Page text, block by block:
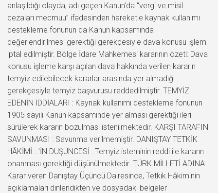
anlaşıldığı olayda, adı geçen Kanun’da “vergi ve misil
cezaları mecmuu” ifadesinden hareketle kaynak kullanımı
destekleme fonunun da Kanun kapsamında
değerlendirilmesi gerektiği gerekçesiyle dava konusu işlem
iptal edilmiştir. Bölge İdare Mahkemesi kararının özeti: Dava
konusu işleme karşı açılan dava hakkında verilen kararın
temyiz edilebilecek kararlar arasında yer almadığı
gerekçesiyle temyiz başvurusu reddedilmiştir. TEMYİZ
EDENİN İDDİALARI : Kaynak kullanımı destekleme fonunun
1905 sayılı Kanun kapsamınde yer alması gerektiği ileri
sürülerek kararın bozulması istenilmektedir. KARŞI TARAFIN
SAVUNMASI : Savunma verilmemiştir. DANIŞTAY TETKİK
HÂKİMİ …’İN DÜŞÜNCESİ : Temyiz isteminin reddi ile kararın
onanması gerektiği düşünülmektedir. TÜRK MİLLETİ ADINA
Karar veren Danıştay Üçüncü Dairesince, Tetkik Hâkiminin
açıklamaları dinlendikten ve dosyadaki belgeler